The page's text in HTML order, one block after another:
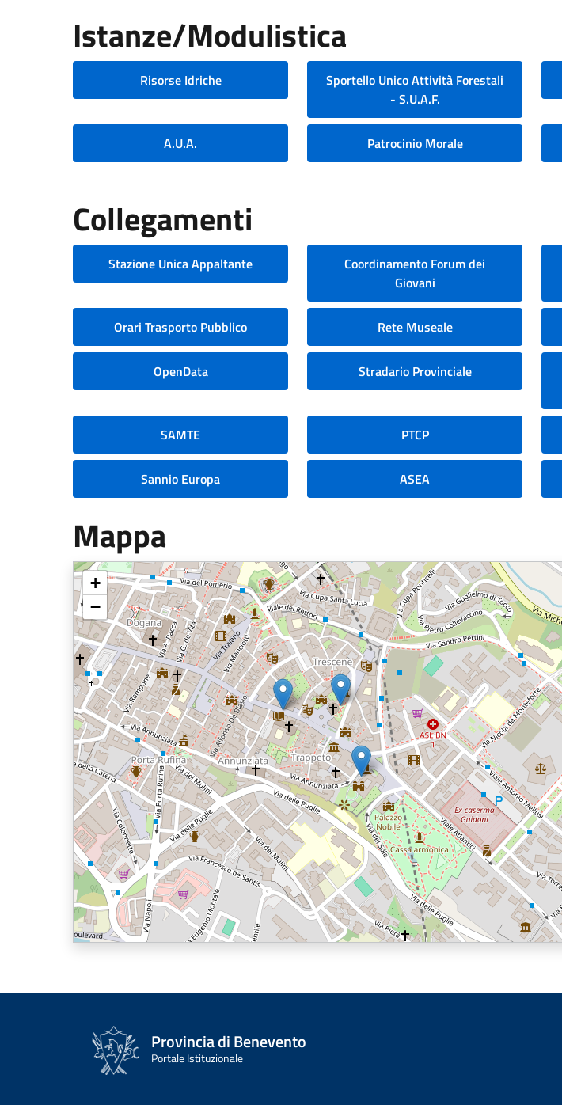
Istanze/Modulistica
Risorse Idriche
Sportello Unico Attività Forestali
- S.U.A.F.
A.U.A. Patrocinio Morale
Collegamenti
Stazione Unica Appaltante
Coordinamento Forum dei
Giovani
Orari Trasporto Pubblico Rete Museale
OpenData Stradario Provinciale
SAMTE PTCP
Sannio Europa ASEA
Mappa
+
−
Provincia di Benevento
Portale Istituzionale